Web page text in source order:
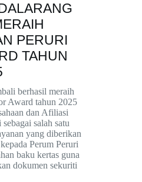
PERURI
TAHUN
berhasil meraih
Award tahun 2025
dan Afiliasi
salah satu
yang diberikan
Perum Peruri
baku kertas guna
dokumen sekuriti